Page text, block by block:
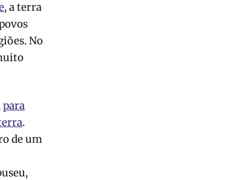
, a terra
No
para
.
de um